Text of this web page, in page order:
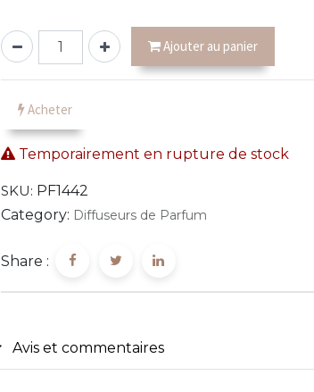
Ajouter au panier
Acheter
Temporairement en rupture de stock
SKU: PF1442
Category: Diffuseurs de Parfum
Share :
Avis et commentaires